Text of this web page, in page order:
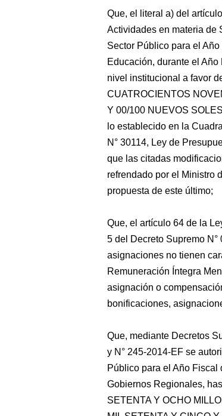
Que, el literal a) del
Actividades en materia de
Sector Público para el
Educación, durante el
nivel institucional a favor
CUATROCIENTOS
Y 00/100 NUEVOS
lo establecido en la
N° 30114, Ley de
que las citadas
refrendado por el Ministro
propuesta de este último;
Que, el artículo 64 de la
5 del Decreto Supremo
asignaciones no tienen
Remuneración Íntegra
asignación o
bonificaciones,
Que, mediante Decretos
y N° 245-2014-EF se
Público para el Año
Gobiernos Regionales,
SETENTA Y OCHO